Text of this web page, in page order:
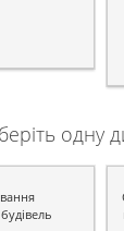
одну